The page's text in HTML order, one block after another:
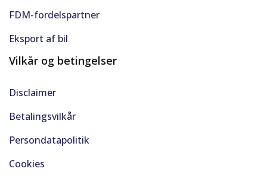
FDM-fordelspartner
Eksport af bil
Vilkår og betingelser
Disclaimer
Betalingsvilkår
Persondatapolitik
Cookies